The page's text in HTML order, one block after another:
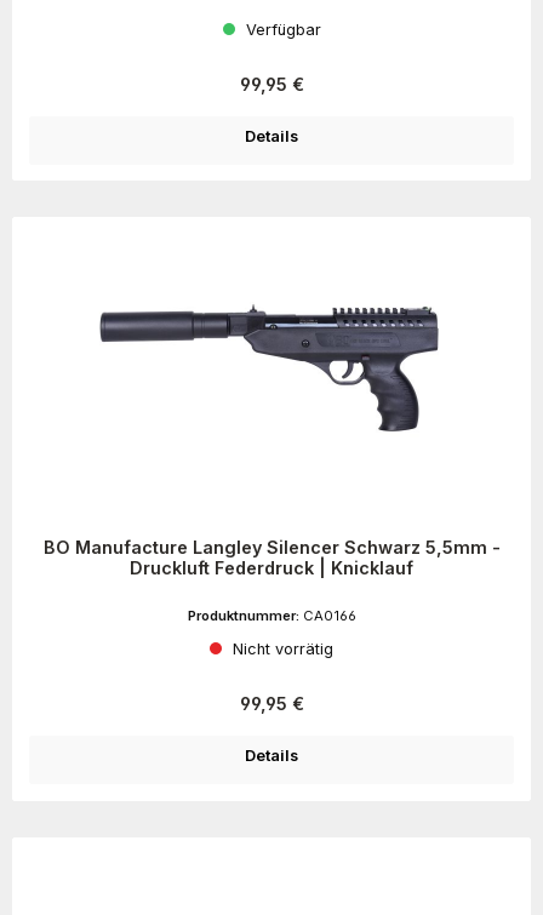
Verfügbar
Regulärer Preis:
99,95 €
Details
BO Manufacture Langley Silencer Schwarz 5,5mm -
Druckluft Federdruck | Knicklauf
Produktnummer: CA0166
Nicht vorrätig
Regulärer Preis:
99,95 €
Details